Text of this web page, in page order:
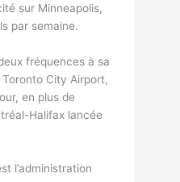
sur Minneapolis,
par semaine.
fréquences à sa
City Airport,
en plus de
Halifax lancée
l’administration